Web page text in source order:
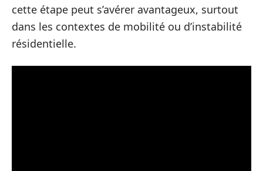
cette étape peut s’avérer avantageux, surtout
dans les contextes de mobilité ou d’instabilité
résidentielle.